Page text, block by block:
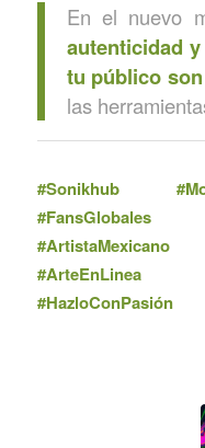
En el nuevo
autenticidad
tu público
las
#Sonikhub
#ArteEnLinea
#HazloConPasión